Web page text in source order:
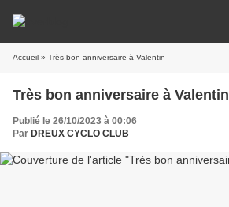
Accueil » Très bon anniversaire à Valentin
Très bon anniversaire à Valentin
Publié le 26/10/2023 à 00:06
Par DREUX CYCLO CLUB